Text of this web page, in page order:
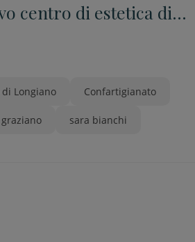
centro di estetica di
Longiano Confartigianato
sara bianchi